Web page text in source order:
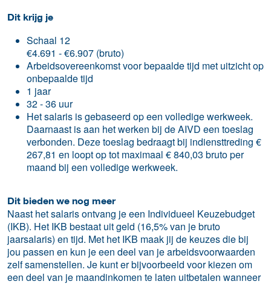
Dit krijg je
Schaal 12
€4.691 - €6.907 (bruto)
Arbeidsovereenkomst voor bepaalde tijd met uitzicht op
onbepaalde tijd
1 jaar
32 - 36 uur
Het salaris is gebaseerd op een volledige werkweek.
Daarnaast is aan het werken bij de AIVD een toeslag
verbonden. Deze toeslag bedraagt bij indiensttreding €
267,81 en loopt op tot maximaal € 840,03 bruto per
maand bij een volledige werkweek.
Dit bieden we nog meer
Naast het salaris ontvang je een Individueel Keuzebudget
(IKB). Het IKB bestaat uit geld (16,5% van je bruto
jaarsalaris) en tijd. Met het IKB maak jij de keuzes die bij
jou passen en kun je een deel van je arbeidsvoorwaarden
zelf samenstellen. Je kunt er bijvoorbeeld voor kiezen om
een deel van je maandinkomen te laten uitbetalen wanneer